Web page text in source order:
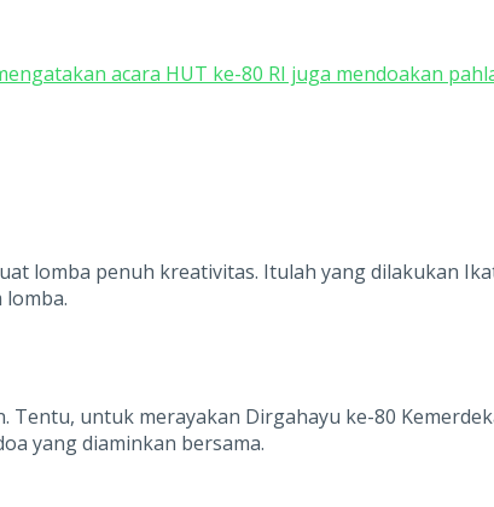
acara HUT ke-80 RI juga mendoakan
lomba penuh kreativitas. Itulah yang dilakukan
untuk merayakan Dirgahayu ke-80
yang diaminkan bersama.